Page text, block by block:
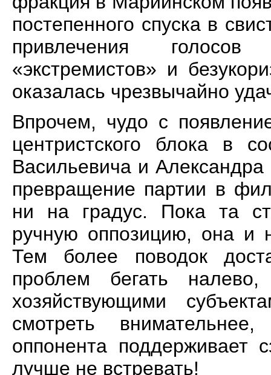
постепенного спуска в
привлечения
«экстремистов» и
оказалась чрезвычайно
Впрочем, чудо с
центристского блока в
Васильевича и Александра
превращение партии в
ни на градус. Пока та
ручную оппозицию, она и
Тем более поводок
проблем бегать
хозяйствующими
смотреть
оппонента поддерживает
лучше не встревать!